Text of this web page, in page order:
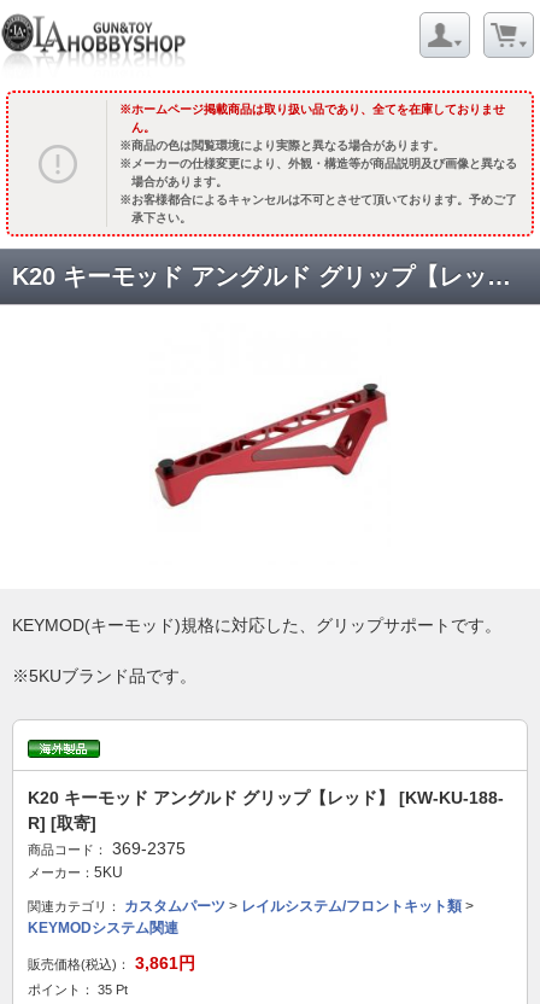
ホームページ掲載商品は取り扱い品であり、全てを在庫しておりませ
ん。
商品の色は閲覧環境により実際と異なる場合があります。
メーカーの仕様変更により、外観・構造等が商品説明及び画像と異なる
場合があります。
お客様都合によるキャンセルは不可とさせて頂いております。予めご了
承下さい。
K20 キーモッド アングルド グリップ【レッド】 [KW-KU-188-R] [取寄]
KEYMOD(キーモッド)規格に対応した、グリップサポートです。
※5KUブランド品です。
K20 キーモッド アングルド グリップ【レッド】 [KW-KU-188-
R] [取寄]
商品コード： 369-2375
メーカー： 5KU
関連カテゴリ： カスタムパーツ > レイルシステム/フロントキット類 >
KEYMODシステム関連
販売価格(税込)： 3,861円
ポイント： 35 Pt